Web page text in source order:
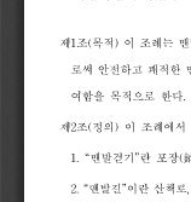
제1 조(목적 ) 이 조례는
로써 안전하고 쾌적한
여함을 목적으로 한다
제2조(정의) 이 조례에서
1. “맨발걷기”란 포장(
2. “맨발길” 이란 산책로